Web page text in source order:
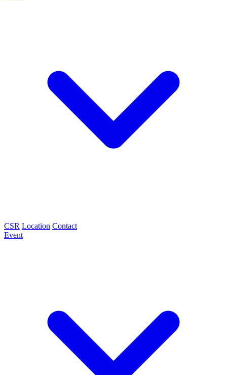
CSR Location Contact
Event